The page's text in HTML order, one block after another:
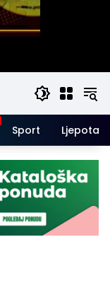
Sport Ljepota i